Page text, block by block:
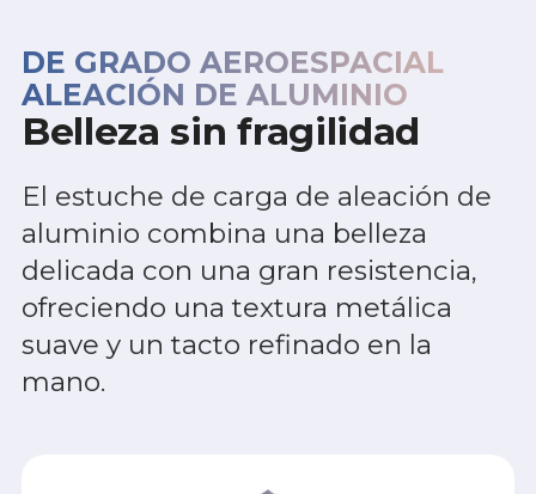
DE GRADO AEROESPACIAL
ALEACIÓN DE ALUMINIO
Belleza sin fragilidad
El estuche de carga de aleación de
aluminio combina una belleza
delicada con una gran resistencia,
ofreciendo una textura metálica
suave y un tacto refinado en la
mano.